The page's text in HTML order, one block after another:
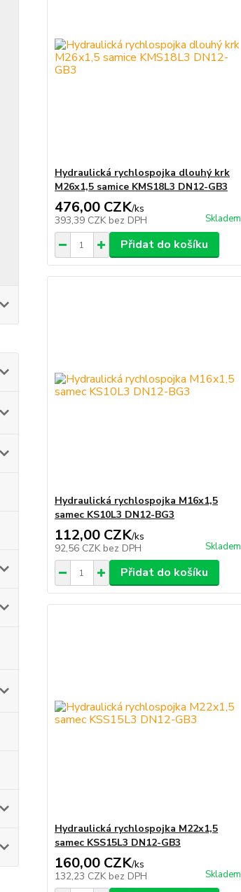
Hydraulická rychlospojka dlouhý krk
M26x1,5 samice KMS18L3 DN12-GB3
476,00 CZK/ks
393,39 CZK bez DPH Skladem
Přidat do košíku
Hydraulická rychlospojka M16x1,5
samec KS10L3 DN12-BG3
112,00 CZK/ks
92,56 CZK bez DPH Skladem
Přidat do košíku
Hydraulická rychlospojka M22x1,5
samec KSS15L3 DN12-GB3
160,00 CZK/ks
132,23 CZK bez DPH Skladem